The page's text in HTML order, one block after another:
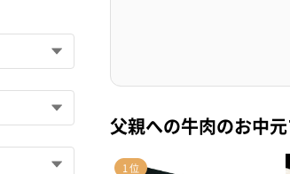
父親への牛肉のお中